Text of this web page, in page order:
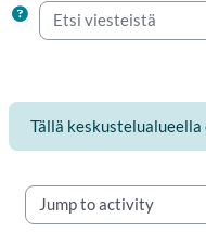
Etsi viesteistä
Tällä
Jump to activity